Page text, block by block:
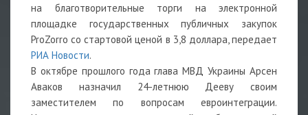
на благотворительные торги на электронной
площадке государственных публичных закупок
ProZorro со стартовой ценой в 3,8 доллара, передает
РИА Новости.
В октябре прошлого года глава МВД Украины Арсен
Аваков назначил 24-летнюю Дееву своим
заместителем по вопросам евроинтеграции.